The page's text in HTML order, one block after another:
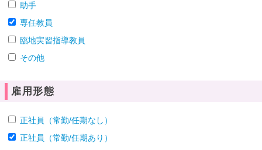
助手
専任教員
臨地実習指導教員
その他
雇用形態
正社員（常勤/任期なし）
正社員（常勤/任期あり）